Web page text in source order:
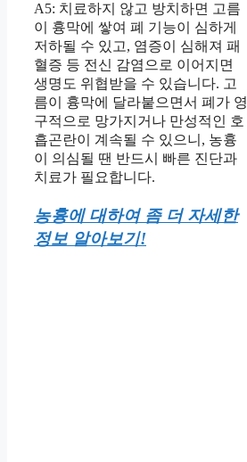
A5: 치료하지 않고 방치하면 고름
이 흉막에 쌓여 폐 기능이 심하게
저하될 수 있고, 염증이 심해져 패
혈증 등 전신 감염으로 이어지면
생명도 위협받을 수 있습니다. 고
름이 흉막에 달라붙으면서 폐가 영
구적으로 망가지거나 만성적인 호
흡곤란이 계속될 수 있으니, 농흉
이 의심될 땐 반드시 빠른 진단과
치료가 필요합니다.
농흉에 대하여 좀 더 자세한
정보 알아보기!